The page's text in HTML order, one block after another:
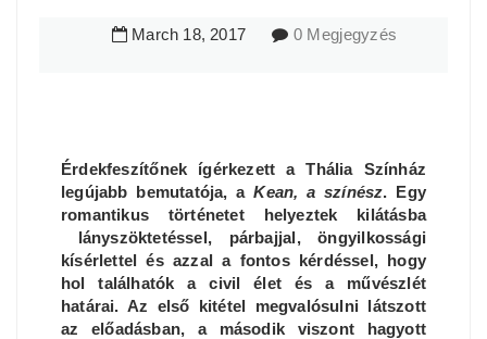
March 18, 2017 0 Megjegyzés
Érdekfeszítőnek ígérkezett a Thália Színház
legújabb bemutatója, aKean, a színész. Egy
romantikus történetet helyeztek kilátásba
lányszöktetéssel, párbajjal, öngyilkossági
kísérlettel és azzal a fontos kérdéssel, hogy
hol találhatók a civil élet és a művészlét
határai. Az első kitétel megvalósulni látszott
az előadásban, a második viszont hagyott